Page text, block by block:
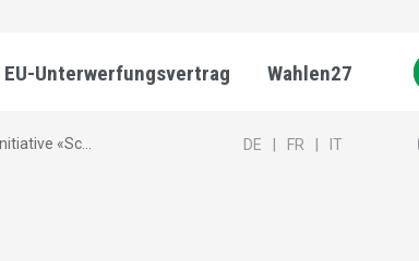
EU-Unterwerfungsvertrag Wahlen27
«Sc... DE FR IT